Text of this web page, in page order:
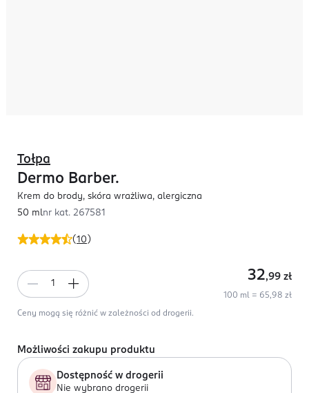
(10 )
Tołpa
Dermo Barber.
Krem do brody, skóra wrażliwa, alergiczna
50 mlnr kat. 267581
32,99 zł
100 ml = 65,98 zł
Ceny mogą się różnić w zależności od drogerii.
Możliwości zakupu produktu
Dostępność w drogerii
Nie wybrano drogerii